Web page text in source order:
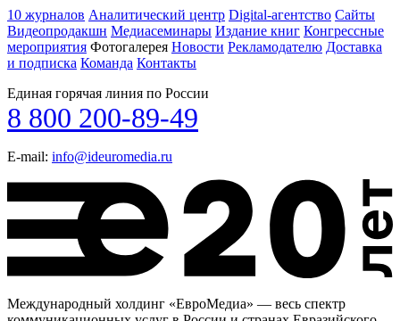
10 журналов Аналитический центр Digital-агентство Сайты
Видеопродакшн Медиасеминары Издание книг Конгрессные
мероприятия Фотогалерея Новости Рекламодателю Доставка
и подписка Команда Контакты
Единая горячая линия по России
8 800 200-89-49
E-mail: info@ideuromedia.ru
Международный холдинг «ЕвроМедиа» — весь спектр